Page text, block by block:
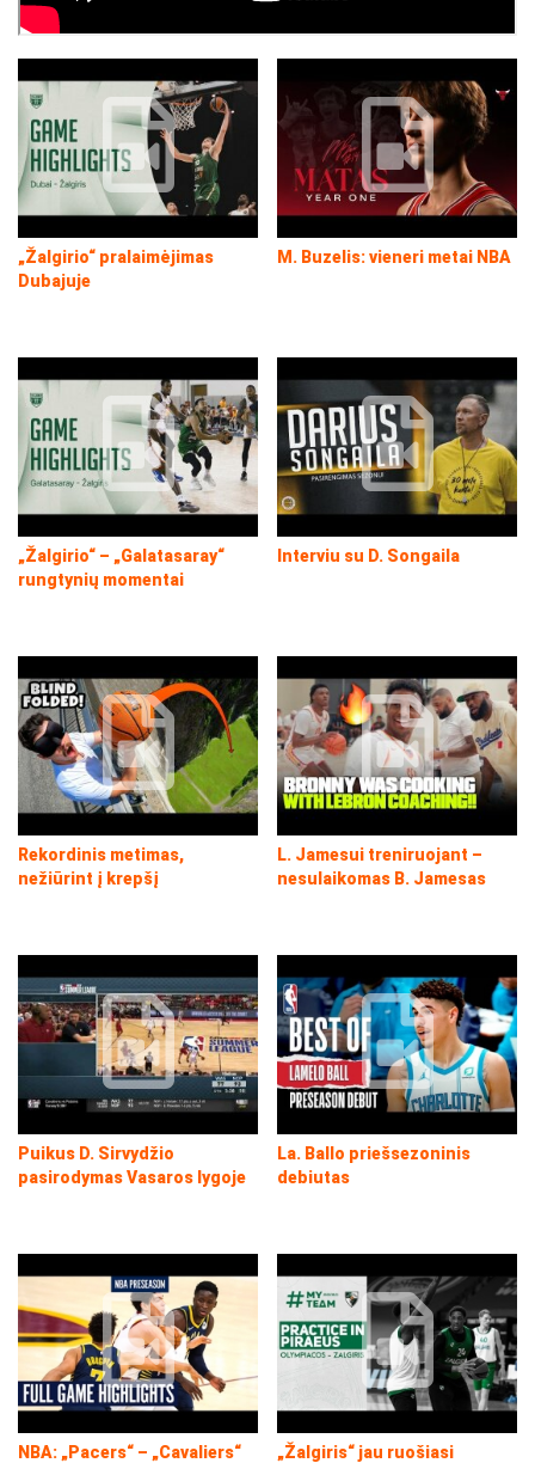
„Žalgirio“ pralaimėjimas
Dubajuje
M. Buzelis: vieneri metai NBA
„Žalgirio“ – „Galatasaray“
rungtynių momentai
Interviu su D. Songaila
Rekordinis metimas,
nežiūrint į krepšį
L. Jamesui treniruojant –
nesulaikomas B. Jamesas
Puikus D. Sirvydžio
pasirodymas Vasaros lygoje
La. Ballo priešsezoninis
debiutas
NBA: „Pacers“ – „Cavaliers“
„Žalgiris“ jau ruošiasi